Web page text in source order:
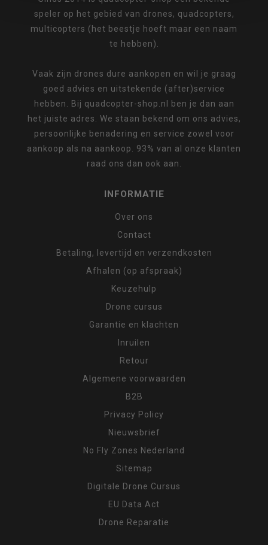
speler op het gebied van drones, quadcopters,
multicopters (het beestje hoeft maar een naam
te hebben).
Vaak zijn drones dure aankopen en wil je graag
goed advies en uitstekende (after)service
hebben. Bij quadcopter-shop.nl ben je dan aan
het juiste adres. We staan bekend om ons advies,
persoonlijke benadering en service zowel voor
aankoop als na aankoop. 93% van al onze klanten
raad ons dan ook aan.
INFORMATIE
Over ons
Contact
Betaling, levertijd en verzendkosten
Afhalen (op afspraak)
Keuzehulp
Drone cursus
Garantie en klachten
Inruilen
Retour
Algemene voorwaarden
B2B
Privacy Policy
Nieuwsbrief
No Fly Zones Nederland
Sitemap
Digitale Drone Cursus
EU Data Act
Drone Reparatie